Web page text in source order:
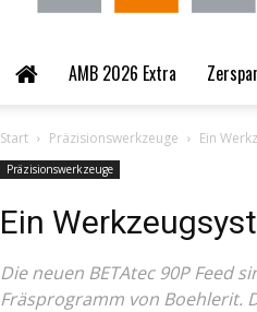
AMB 2026 Extra
Start Präzisionswerkzeuge Ein
Präzisionswerkzeuge
Ein
Die neuen BETAtec 90P Feed
Fräsprogramm von Boehlerit.